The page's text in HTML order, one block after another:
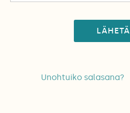
LÄHETÄ
Unohtuiko salasana?